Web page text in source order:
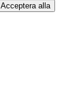
Acceptera alla